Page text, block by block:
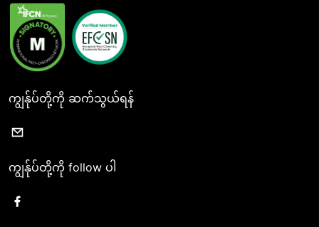
ကျွန်ုပ်တို့ကို ဆက်သွယ်ရန်
ကျွန်ုပ်တို့ကို follow ပါ